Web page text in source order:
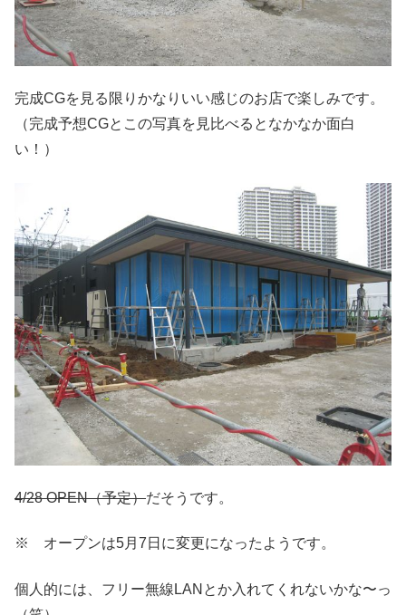
完成CGを見る限りかなりいい感じのお店で楽しみです。
（完成予想CGとこの写真を見比べるとなかなか面白
い！）
4/28 OPEN（予定）だそうです。
※ オープンは5月7日に変更になったようです。
個人的には、フリー無線LANとか入れてくれないかな〜っ